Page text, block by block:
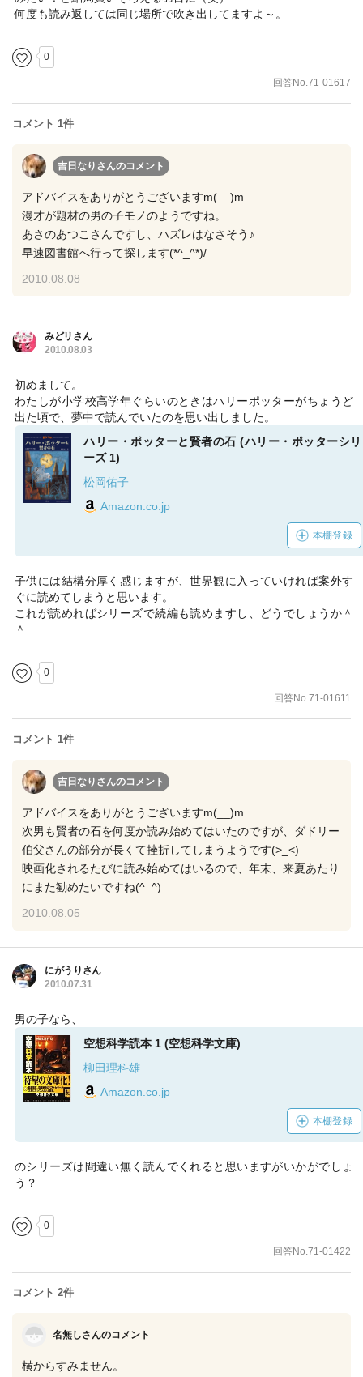
何度も読み返しては同じ場所で吹き出してますよ～。
0
回答No.71-01617
コメント 1件
吉日なりさんのコメント
アドバイスをありがとうございますm(__)m
漫才が題材の男の子モノのようですね。
あさのあつこさんですし、ハズレはなさそう♪
早速図書館へ行って探します(*^_^*)/
2010.08.08
みどリさん
2010.08.03
初めまして。
わたしが小学校高学年ぐらいのときはハリーポッターがちょうど
出た頃で、夢中で読んでいたのを思い出しました。
ハリー・ポッターと賢者の石 (ハリー・ポッターシリ
ーズ 1)
松岡佑子
Amazon.co.jp
本棚登録
子供には結構分厚く感じますが、世界観に入っていければ案外す
ぐに読めてしまうと思います。
これが読めればシリーズで続編も読めますし、どうでしょうか＾
＾
0
回答No.71-01611
コメント 1件
吉日なりさんのコメント
アドバイスをありがとうございますm(__)m
次男も賢者の石を何度か読み始めてはいたのですが、ダドリー
伯父さんの部分が長くて挫折してしまうようです(>_<)
映画化されるたびに読み始めてはいるので、年末、来夏あたり
にまた勧めたいですね(^_^)
2010.08.05
にがうりさん
2010.07.31
男の子なら、
空想科学読本 1 (空想科学文庫)
柳田理科雄
Amazon.co.jp
本棚登録
のシリーズは間違い無く読んでくれると思いますがいかがでしょ
う？
0
回答No.71-01422
コメント 2件
名無しさんのコメント
横からすみません。